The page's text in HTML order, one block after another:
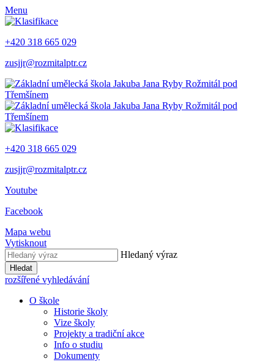
Menu
+420 318 665 029
zusjjr@rozmitalptr.cz
+420 318 665 029
zusjjr@rozmitalptr.cz
Youtube
Facebook
Mapa webu
Vytisknout
Hledaný výraz
Hledat
rozšířené vyhledávání
O škole
Historie školy
Vize školy
Projekty a tradiční akce
Info o studiu
Dokumenty